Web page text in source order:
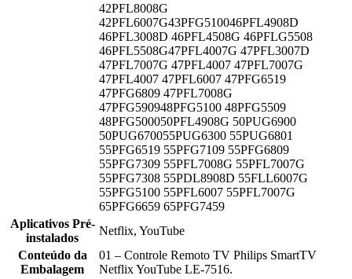
42PFL8008G
42PFL6007G43PFG510046PFL4908D
46PFL3008D 46PFL4508G 46PFLG5508
46PFL5508G47PFL4007G 47PFL3007D
47PFL7007G 47PFL4007 47PFL7007G
47PFL4007 47PFL6007 47PFG6519
47PFG6809 47PFL7008G
47PFG590948PFG5100 48PFG5509
48PFG500050PFL4908G 50PUG6900
50PUG670055PUG6300 55PUG6801
55PFG6519 55PFG7109 55PFG6809
55PFG7309 55PFL7008G 55PFL7007G
55PFG7308 55PDL8908D 55FLL6007G
55PFG5100 55PFL6007 55PFL7007G
65PFG6659 65PFG7459
Aplicativos Pré-
instalados
Netflix, YouTube
Conteúdo da
Embalagem
01 – Controle Remoto TV Philips SmartTV
Netflix YouTube LE-7516.